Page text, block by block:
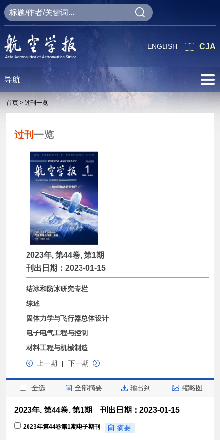
CJA
ENGLISH
导航
首页 > 过刊一览
过刊 一览
2023年, 第44卷, 第1期
刊出日期：2023-01-15
结冰和防冰研究专栏
综述
固体力学与飞行器总体设计
电子电气工程与控制
材料工程与机械制造
上一期
| 下一期
全选 全部摘要 输出到 缩略图
2023年, 第44卷, 第1期 刊出日期：2023-01-15
2023年第44卷第1期电子期刊 摘要